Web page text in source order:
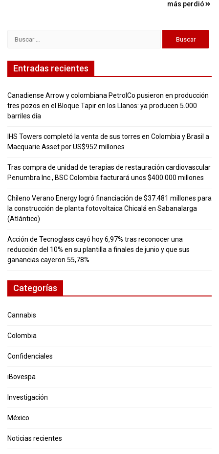
más perdió
Entradas recientes
Canadiense Arrow y colombiana PetrolCo pusieron en producción
tres pozos en el Bloque Tapir en los Llanos: ya producen 5.000
barriles día
IHS Towers completó la venta de sus torres en Colombia y Brasil a
Macquarie Asset por US$952 millones
Tras compra de unidad de terapias de restauración cardiovascular
Penumbra Inc., BSC Colombia facturará unos $400.000 millones
Chileno Verano Energy logró financiación de $37.481 millones para
la construcción de planta fotovoltaica Chicalá en Sabanalarga
(Atlántico)
Acción de Tecnoglass cayó hoy 6,97% tras reconocer una
reducción del 10% en su plantilla a finales de junio y que sus
ganancias cayeron 55,78%
Categorías
Cannabis
Colombia
Confidenciales
iBovespa
Investigación
México
Noticias recientes